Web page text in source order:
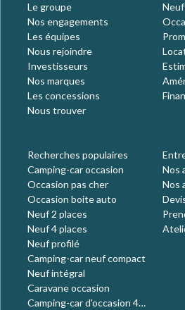
Le groupe
Nos engagements
Les équipes
Nous rejoindre
Investisseurs
Nos marques
Les concessions
Nous trouver
Recherches populaires
Camping-car occasion
Occasion pas cher
Occasion boite auto
Neuf 2 places
Neuf 4 places
Neuf profilé
Camping-car neuf compact
Neuf intégral
Caravane occasion
Camping-car d'occasion 4
Nos
Nos